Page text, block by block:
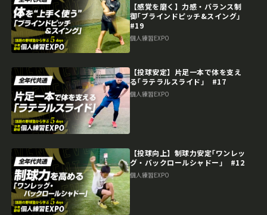
【感覚を磨く】力感・バランス制
御｢ブラインドピッチ&スイング｣
#19
個人練習EXPO
【投球安定】片足一本で体を支え
る｢ラテラルスライド｣ #17
個人練習EXPO
【投球向上】制球力安定｢ワンレッ
グ・バックロールシャドー｣ #12
個人練習EXPO